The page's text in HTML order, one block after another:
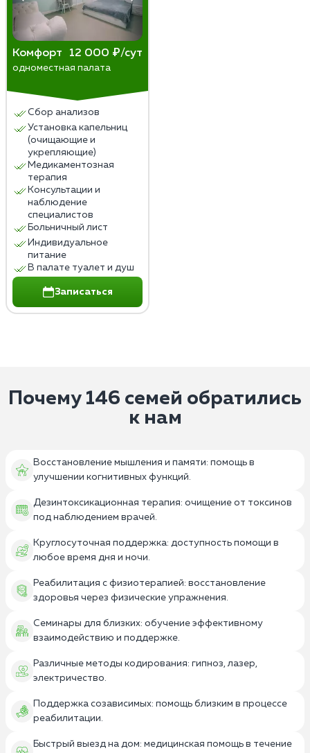
Комфорт 12 000 ₽/сут
одноместная палата
Сбор анализов
Установка капельниц
(очищающие и
укрепляющие)
Медикаментозная
терапия
Консультации и
наблюдение
специалистов
Больничный лист
Индивидуальное
питание
В палате туалет и душ
Записаться
Почему 146 семей обратились
к нам
Восстановление мышления и памяти: помощь в
улучшении когнитивных функций.
Дезинтоксикационная терапия: очищение от токсинов
под наблюдением врачей.
Круглосуточная поддержка: доступность помощи в
любое время дня и ночи.
Реабилитация с физиотерапией: восстановление
здоровья через физические упражнения.
Семинары для близких: обучение эффективному
взаимодействию и поддержке.
Различные методы кодирования: гипноз, лазер,
электричество.
Поддержка созависимых: помощь близким в процессе
реабилитации.
Быстрый выезд на дом: медицинская помощь в течение